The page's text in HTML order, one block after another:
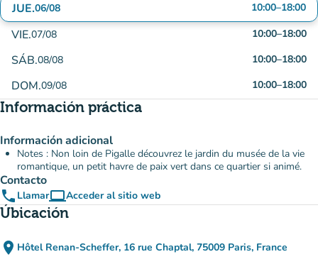
JUE.06/08 10:00–18:00
VIE.07/08 10:00–18:00
SÁB.08/08 10:00–18:00
DOM.09/08 10:00–18:00
Información práctica
Información adicional
Notes : Non loin de Pigalle découvrez le jardin du musée de la vie
romantique, un petit havre de paix vert dans ce quartier si animé.
Contacto
phone LlamarcomputerAcceder al sitio web
(nueva pestaña)
Úbicación
place Hôtel Renan-Scheffer, 16 rue Chaptal, 75009 Paris, France
(abrir en Google Maps)
(nueva pestaña)